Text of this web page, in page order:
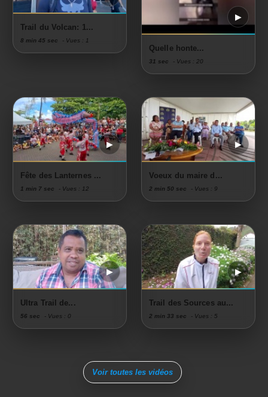
Trail du Volcan: 1...
8 min 45 sec - Vues : 1
Quelle honte...
31 sec - Vues : 20
Fête des Lanternes ...
1 min 7 sec - Vues : 12
Voeux du maire d...
2 min 50 sec - Vues : 9
Ultra Trail de...
56 sec - Vues : 0
Trail des Sources au...
2 min 33 sec - Vues : 5
Voir toutes les vidéos